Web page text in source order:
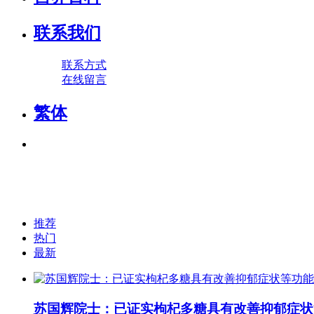
联系我们
联系方式
在线留言
繁体
推荐
热门
最新
苏国辉院士：已证实枸杞多糖具有改善抑郁症